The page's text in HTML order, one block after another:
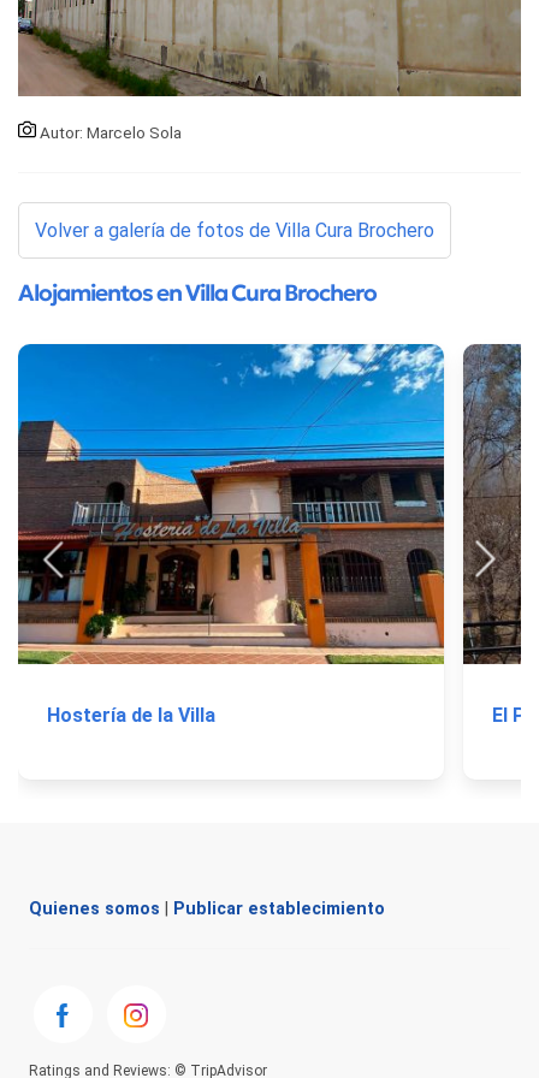
Autor: Marcelo Sola
Volver a galería de fotos de Villa Cura Brochero
Alojamientos en Villa Cura Brochero
Hostería de la Villa El
Quienes somos Publicar establecimiento
Ratings and Reviews: © TripAdvisor